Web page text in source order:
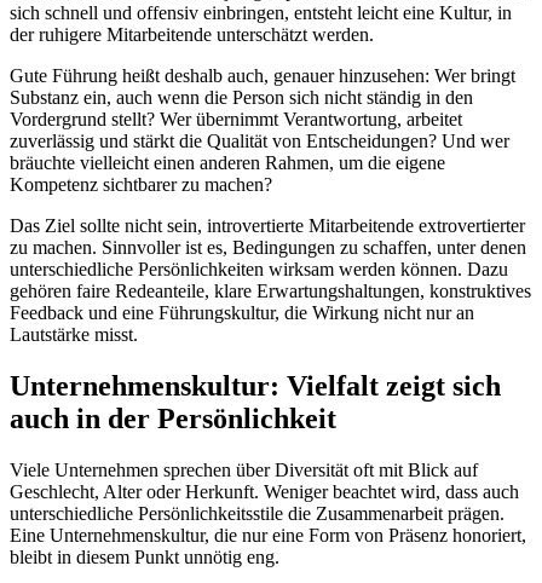
sich schnell und offensiv einbringen, entsteht leicht eine Kultur, in
der ruhigere Mitarbeitende unterschätzt werden.
Gute Führung heißt deshalb auch, genauer hinzusehen: Wer bringt
Substanz ein, auch wenn die Person sich nicht ständig in den
Vordergrund stellt? Wer übernimmt Verantwortung, arbeitet
zuverlässig und stärkt die Qualität von Entscheidungen? Und wer
bräuchte vielleicht einen anderen Rahmen, um die eigene
Kompetenz sichtbarer zu machen?
Das Ziel sollte nicht sein, introvertierte Mitarbeitende extrovertierter
zu machen. Sinnvoller ist es, Bedingungen zu schaffen, unter denen
unterschiedliche Persönlichkeiten wirksam werden können. Dazu
gehören faire Redeanteile, klare Erwartungshaltungen, konstruktives
Feedback und eine Führungskultur, die Wirkung nicht nur an
Lautstärke misst.
Unternehmenskultur: Vielfalt zeigt sich
auch in der Persönlichkeit
Viele Unternehmen sprechen über Diversität oft mit Blick auf
Geschlecht, Alter oder Herkunft. Weniger beachtet wird, dass auch
unterschiedliche Persönlichkeitsstile die Zusammenarbeit prägen.
Eine Unternehmenskultur, die nur eine Form von Präsenz honoriert,
bleibt in diesem Punkt unnötig eng.